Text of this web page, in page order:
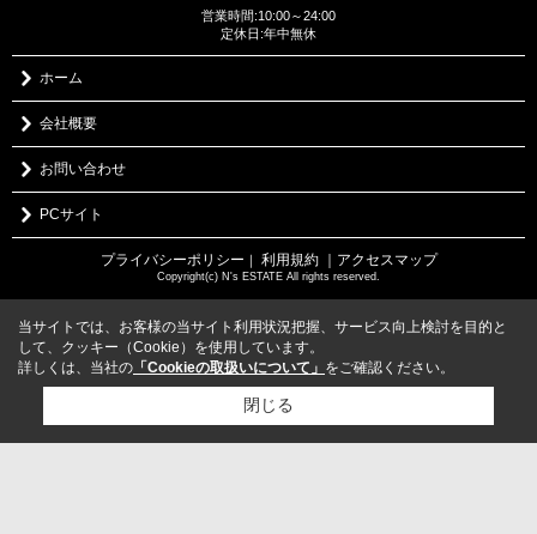
営業時間:10:00～24:00
定休日:年中無休
ホーム
会社概要
お問い合わせ
PCサイト
プライバシーポリシー 利用規約 ｜アクセスマップ
Copyright(c) N's ESTATE All rights reserved.
当サイトでは、お客様の当サイト利用状況把握、サービス向上検討を目的と
して、クッキー（Cookie）を使用しています。
詳しくは、当社の 「Cookieの取扱いについて」 をご確認ください。
閉じる